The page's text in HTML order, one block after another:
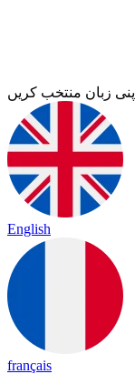
اپنی زبان منتخب کریں
English
français